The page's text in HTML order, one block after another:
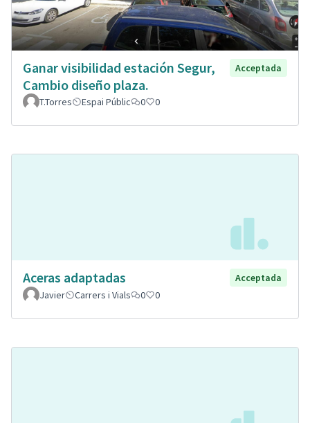
Ganar visibilidad estación Segur,
Cambio diseño plaza.
Acceptada
T.Torres Espai Públic 0 0
Aceras adaptadas
Acceptada
Javier
Carrers i Vials 0 0